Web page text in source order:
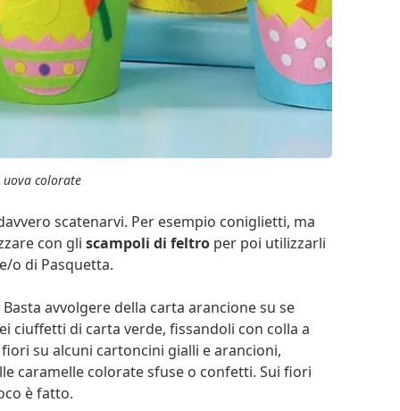
uova colorate
scatenarvi. Per esempio coniglietti, ma
con gliscampoli di feltro per poi utilizzarli
o di Pasquetta.
Basta avvolgere della carta arancione su se
ciuffetti di carta verde, fissandoli con colla a
su alcuni cartoncini gialli e arancioni,
caramelle colorate sfuse o confetti. Sui fiori
è fatto.